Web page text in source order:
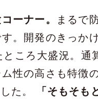
ーナー。
まるで
。開発のきっか
ころ大盛況。通
性の高さも特徴
た。
「そもそ